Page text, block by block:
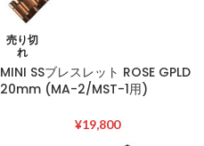
売り切
れ
MINI SSブレスレット ROSE GPLD
20mm (MA-2/MST-1用)
¥19,800